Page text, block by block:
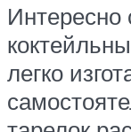
Интересно
легко